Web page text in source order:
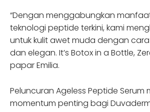
“Dengan menggabungkan
teknologi peptide terkini, kami
untuk kulit awet muda dengan
dan elegan. It’s Botox in a Bottle,
papar Emilia.
Peluncuran Ageless Peptide Serum
momentum penting bagi